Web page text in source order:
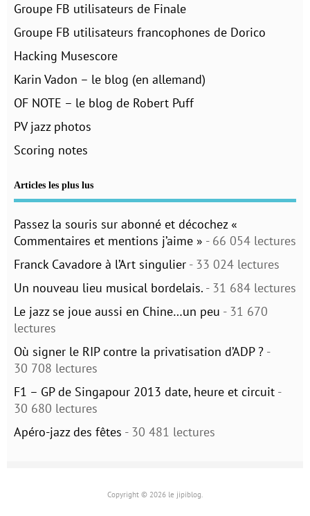
Groupe FB utilisateurs de Finale
Groupe FB utilisateurs francophones de Dorico
Hacking Musescore
Karin Vadon – le blog (en allemand)
OF NOTE – le blog de Robert Puff
PV jazz photos
Scoring notes
Articles les plus lus
Passez la souris sur abonné et décochez «
Commentaires et mentions j’aime » - 66 054 lectures
Franck Cavadore à l’Art singulier - 33 024 lectures
Un nouveau lieu musical bordelais. - 31 684 lectures
Le jazz se joue aussi en Chine…un peu - 31 670
lectures
Où signer le RIP contre la privatisation d’ADP ? -
30 708 lectures
F1 – GP de Singapour 2013 date, heure et circuit -
30 680 lectures
Apéro-jazz des fêtes - 30 481 lectures
Copyright © 2026 le jipiblog.